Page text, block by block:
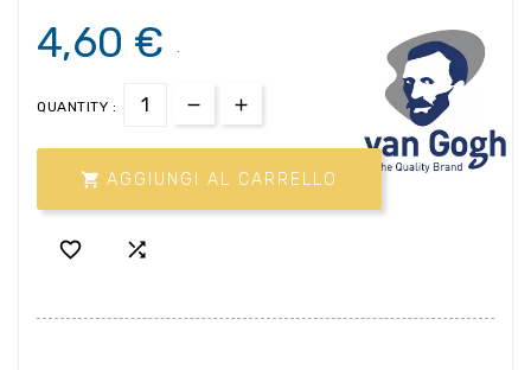
4,60 € .
QUANTITY :
 AGGIUNGI AL CARRELLO
 